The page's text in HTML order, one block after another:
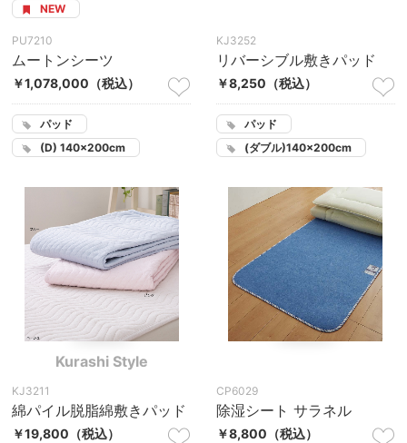
NEW
PU7210
ムートンシーツ
￥1,078,000 （税込）
パッド
(D) 140×200cm
KJ3252
リバーシブル敷きパッド
￥8,250 （税込）
パッド
(ダブル)140×200cm
Kurashi Style
KJ3211
綿パイル脱脂綿敷きパッド
￥19,800 （税込）
CP6029
除湿シート サラネル
￥8,800 （税込）